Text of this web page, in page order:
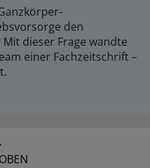
den
dieser Frage wandte
einer Fachzeitschrift –